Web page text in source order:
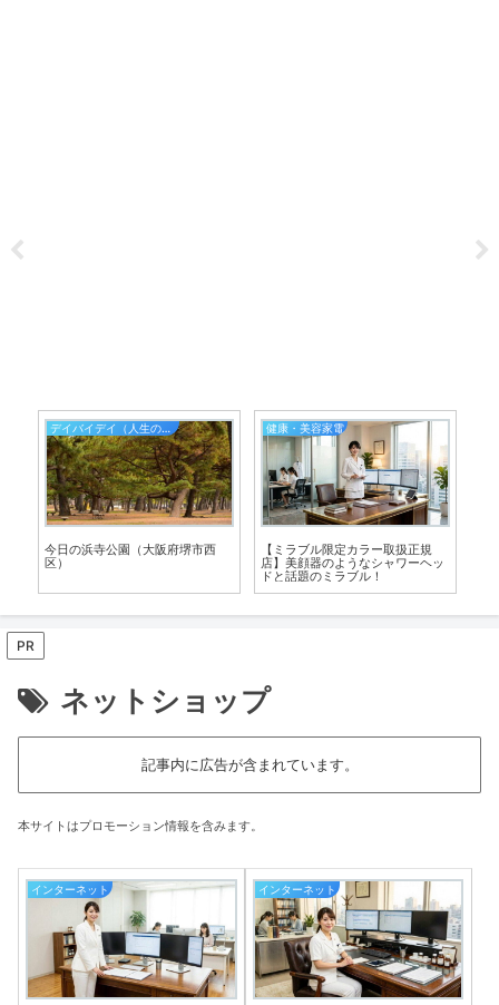
デイバイデイ（人生の散歩道）
今日の浜寺公園（大阪府堺市西
区）
健康・美容家電
【ミラブル限定カラー取扱正規
店】美顔器のようなシャワーヘッ
ドと話題のミラブル！
PR
ネットショップ
記事内に広告が含まれています。
本サイトはプロモーション情報を含みます。
インターネット インターネット